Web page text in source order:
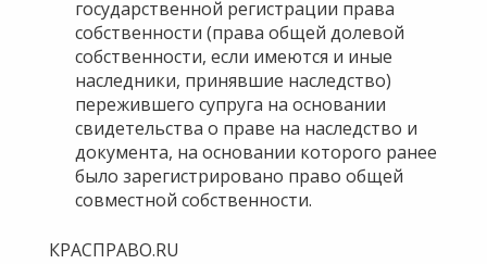
государственной регистрации права
собственности (права общей долевой
собственности, если имеются и иные
наследники, принявшие наследство)
пережившего супруга на основании
свидетельства о праве на наследство и
документа, на основании которого ранее
было зарегистрировано право общей
совместной собственности.
КРАСПРАВО.RU